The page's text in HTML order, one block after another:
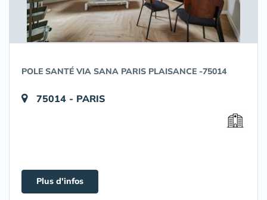
POLE SANTÉ VIA SANA PARIS PLAISANCE -75014
75014 - PARIS
Plus d'infos